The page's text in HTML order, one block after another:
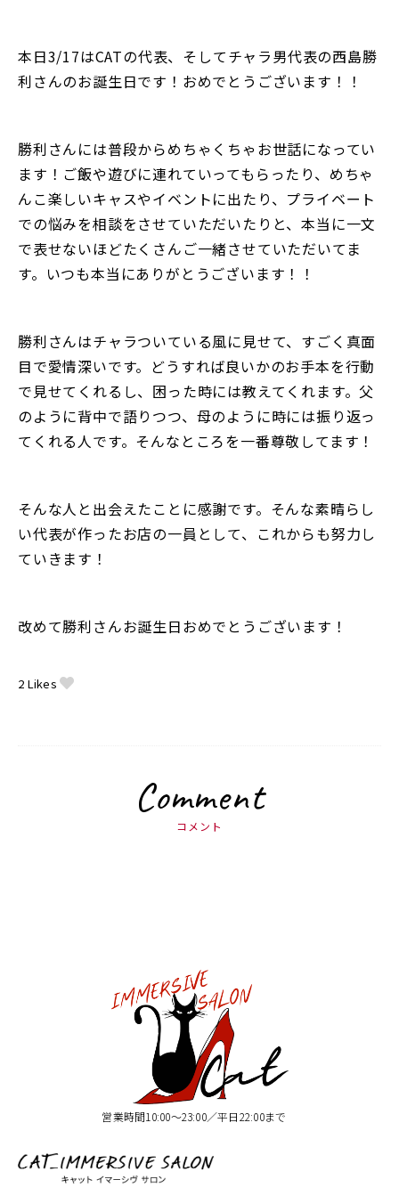
本日3/17はCATの代表、そしてチャラ男代表の西島勝
利さんのお誕生日です！おめでとうございます！！
勝利さんには普段からめちゃくちゃお世話になってい
ます！ご飯や遊びに連れていってもらったり、めちゃ
んこ楽しいキャスやイベントに出たり、プライベート
での悩みを相談をさせていただいたりと、本当に一文
で表せないほどたくさんご一緒させていただいてま
す。いつも本当にありがとうございます！！
勝利さんはチャラついている風に見せて、すごく真面
目で愛情深いです。どうすれば良いかのお手本を行動
で見せてくれるし、困った時には教えてくれます。父
のように背中で語りつつ、母のように時には振り返っ
てくれる人です。そんなところを一番尊敬してます！
そんな人と出会えたことに感謝です。そんな素晴らし
い代表が作ったお店の一員として、これからも努力し
ていきます！
改めて勝利さんお誕生日おめでとうございます！
2 Likes
Comment
コメント
営業時間10:00〜23:00／平日22:00まで